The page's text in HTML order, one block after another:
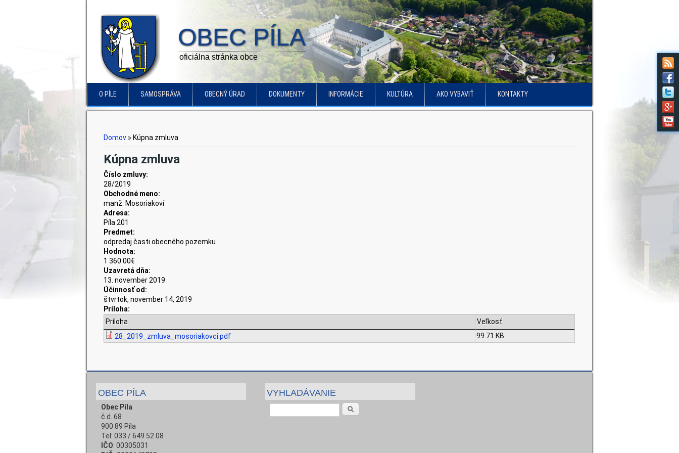
OBEC PÍLA
oficiálna stránka obce
O PÍLE SAMOSPRÁVA OBECNÝ ÚRAD DOKUMENTY INFORMÁCIE KULTÚRA AKO VYBAVIŤ KONTAKTY
Nachádzate sa tu
Domov » Kúpna zmluva
Kúpna zmluva
Číslo zmluvy:
28/2019
Obchodné meno:
manž. Mosoriakoví
Adresa:
Píla 201
Predmet:
odpredaj časti obecného pozemku
Hodnota:
1 360.00€
Uzavretá dňa:
13. november 2019
Účinnosť od:
štvrtok, november 14, 2019
Príloha:
Príloha
Veľkosť
28_2019_zmluva_mosoriakovci.pdf
99.71 KB
OBEC PÍLA
Obec Píla
č.d. 68
900 89 Píla
Tel: 033 / 649 52 08
IČO: 00305031
VYHLADÁVANIE